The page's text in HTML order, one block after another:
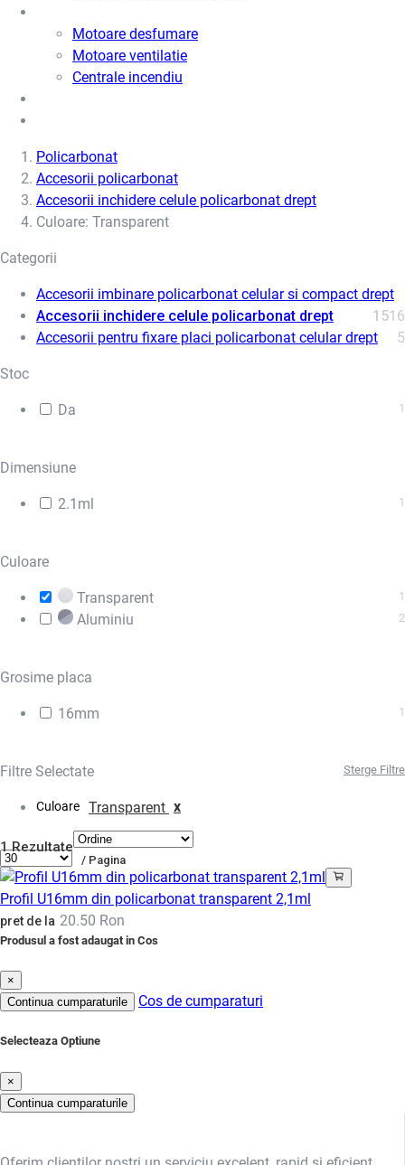
Motoare desfumare
Motoare ventilatie
Centrale incendiu
Policarbonat
Accesorii policarbonat
Accesorii inchidere celule policarbonat drept
Culoare: Transparent
Categorii
Accesorii imbinare policarbonat celular si compact drept
16
Accesorii inchidere celule policarbonat drept
15
Accesorii pentru fixare placi policarbonat celular drept
5
Stoc
Da 1
Dimensiune
2.1ml 1
Culoare
Transparent 1
Aluminiu 2
Grosime placa
16mm 1
Filtre Selectate Sterge Filtre
Culoare Transparent x
1 Rezultate
/ Pagina
Profil U16mm din policarbonat transparent 2,1ml
pret de la 20.50 Ron
Produsul a fost adaugat in Cos
×
Continua cumparaturile
Cos de cumparaturi
Selecteaza Optiune
×
Continua cumparaturile